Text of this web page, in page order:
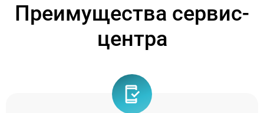
Преимущества сервис-
центра